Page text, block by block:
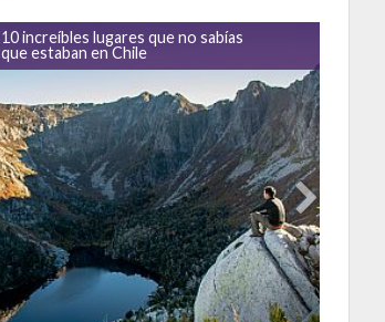
10 increíbles paisajes de nieve que no
creerás que están en Chile